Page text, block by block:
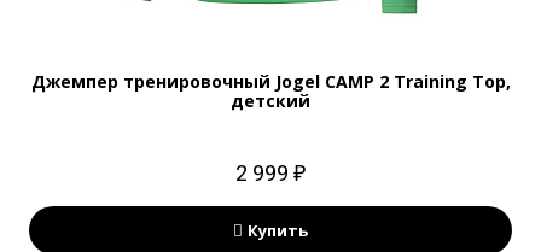
Джемпер тренировочный Jogel CAMP 2 Training Top,
детский
2 999 ₽
Купить